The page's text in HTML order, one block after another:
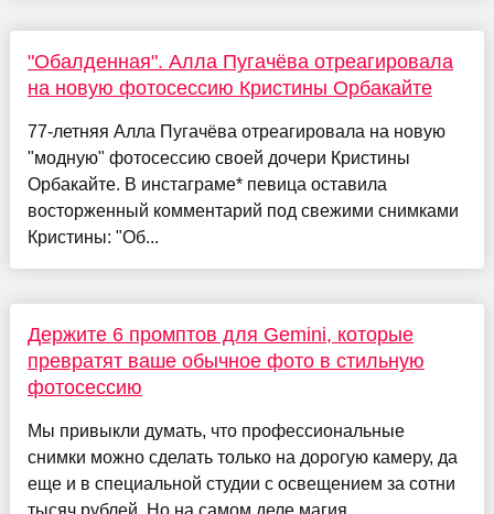
"Обалденная". Алла Пугачёва отреагировала
на новую фотосессию Кристины Орбакайте
77-летняя Алла Пугачёва отреагировала на новую
"модную" фотосессию своей дочери Кристины
Орбакайте. В инстаграме* певица оставила
восторженный комментарий под свежими снимками
Кристины: "Об...
Держите 6 промптов для Gemini, которые
превратят ваше обычное фото в стильную
фотосессию
Мы привыкли думать, что профессиональные
снимки можно сделать только на дорогую камеру, да
еще и в специальной студии с освещением за сотни